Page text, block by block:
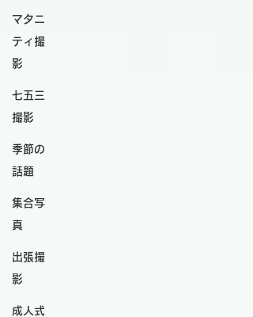
マタニ
ティ撮
影
七五三
撮影
季節の
話題
集合写
真
出張撮
影
成人式